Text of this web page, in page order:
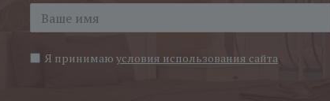
Я принимаю условия использования сайта